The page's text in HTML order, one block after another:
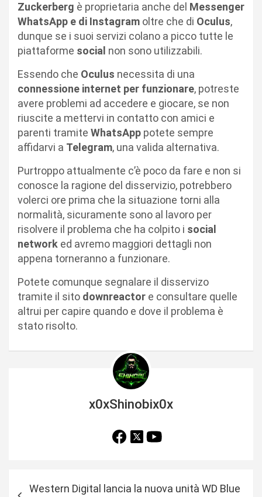
Zuckerberg è proprietaria anche del Messenger
WhatsApp e di Instagram oltre che di Oculus,
dunque se i suoi servizi colano a picco tutte le
piattaforme social non sono utilizzabili.
Essendo che Oculus necessita di una
connessione internet per funzionare, potreste
avere problemi ad accedere e giocare, se non
riuscite a mettervi in contatto con amici e
parenti tramite WhatsApp potete sempre
affidarvi a Telegram, una valida alternativa.
Purtroppo attualmente c’è poco da fare e non si
conosce la ragione del disservizio, potrebbero
volerci ore prima che la situazione torni alla
normalità, sicuramente sono al lavoro per
risolvere il problema che ha colpito i social
network ed avremo maggiori dettagli non
appena torneranno a funzionare.
Potete comunque segnalare il disservizo
tramite il sito downreactor e consultare quelle
altrui per capire quando e dove il problema è
stato risolto.
x0xShinobix0x
Western Digital lancia la nuova unità WD Blue